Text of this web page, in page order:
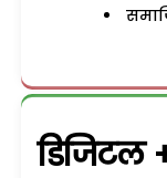
डिजिटल